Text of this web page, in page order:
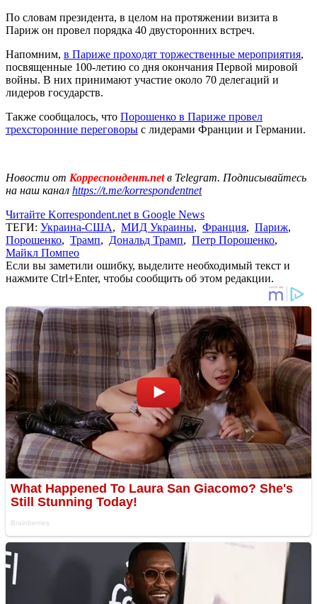
По словам президента, в целом на протяжении визита в
Париж он провел порядка 40 двусторонних встреч.
Напомним, в Париже проходят торжественные мероприятия,
посвященные 100-летию со дня окончания Первой мировой
войны. В них принимают участие около 70 делегаций и
лидеров государств.
Также сообщалось, что Порошенко в Париже провел
трехсторонние переговоры с лидерами Франции и Германии.
Новости от Корреспондент.netв Telegram. Подписывайтесь
на наш канал https://t.me/korrespondentnet
Читайте Korrespondent.net в Google News
ТЕГИ: Украина-США, МИД Украины, Франция, Париж,
Порошенко, Трамп, Дональд Трамп, Петр Порошенко,
Майкл Помпео
Если вы заметили ошибку, выделите необходимый текст и
нажмите Ctrl+Enter, чтобы сообщить об этом редакции.